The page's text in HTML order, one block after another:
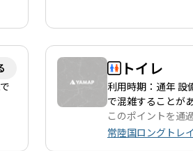
トイレ
利用時期：通年 設
で混雑することが
このポイントを通
常陸国ロングトレ